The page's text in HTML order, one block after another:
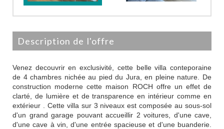
description de l'offre
Venez decouvrir en exclusivité, cette belle villa conteporaine
de 4 chambres nichée au pied du Jura, en pleine nature. De
construction moderne cette maison ROCH offre un effet de
clarté, de lumière et de transparence en intérieur comme en
extérieur . Cette villa sur 3 niveaux est composée au sous-sol
d'un grand garage pouvant accueillir 2 voitures, d'une cave,
d'une cave à vin, d'une entrée spacieuse et d'une buanderie.